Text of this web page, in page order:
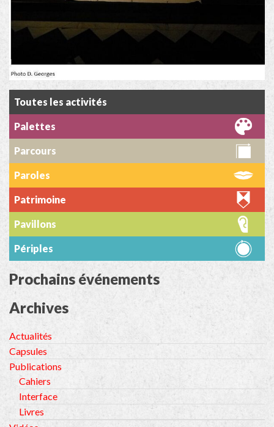
Toutes les activités
Palettes
Parcours
Paroles
Patrimoine
Pavillons
Périples
Prochains événements
Archives
Actualités
Capsules
Publications
Cahiers
Interface
Livres